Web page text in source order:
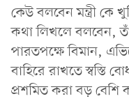
কেউ বলবেন মন্ত্রী কে
কথা লিখলে বলবেন,
পারতপক্ষে বিমান,
বাহিরে রাখতে স্বস্তি
প্রশমিত করা বড় বেশি